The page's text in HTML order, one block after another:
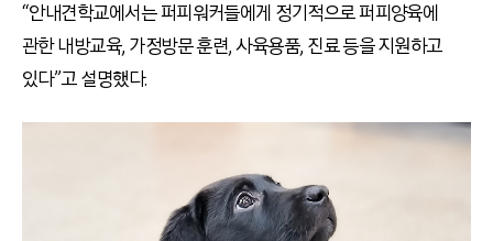
“안내견학교에서는 퍼피워커들에게 정기적으로 퍼피양육에
관한 내방교육, 가정방문 훈련, 사육용품, 진료 등을 지원하고
있다”고 설명했다.